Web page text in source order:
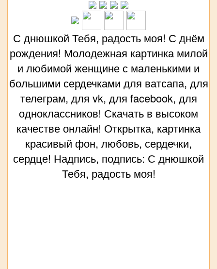
С днюшкой Тебя, радость моя! С днём
рождения! Молодежная картинка милой
и любимой женщине с маленькими и
большими сердечками для ватсапа, для
телеграм, для vk, для facebook, для
одноклассников! Скачать в высоком
качестве онлайн! Открытка, картинка
красивый фон, любовь, сердечки,
сердце! Надпись, подпись: С днюшкой
Тебя, радость моя!